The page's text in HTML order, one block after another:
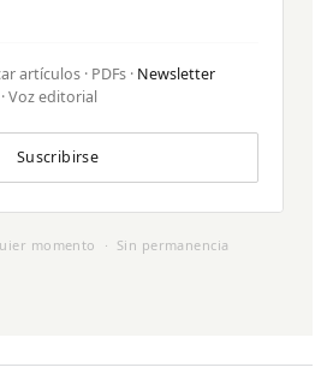
artículos · PDFs · Newsletter
Voz editorial
Suscribirse
momento · Sin permanencia